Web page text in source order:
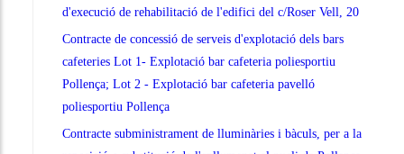
d'execució de rehabilitació de l'edifici del c/Roser Vell, 20
Contracte de concessió de serveis d'explotació dels bars
cafeteries Lot 1- Explotació bar cafeteria poliesportiu
Pollença; Lot 2 - Explotació bar cafeteria pavelló
poliesportiu Pollença
Contracte subministrament de lluminàries i bàculs, per a la